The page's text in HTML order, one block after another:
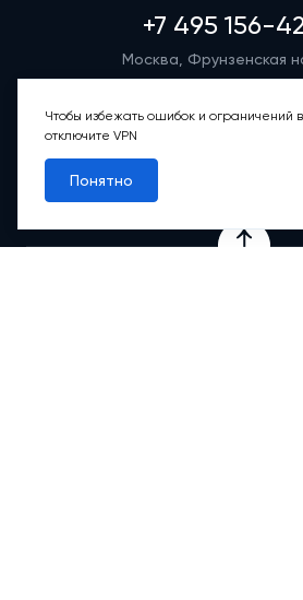
+7 495 156-
Москва, Фрунзенская
Режим работы группы
Пн-вс: 9:00 –
Чтобы избежать ошибок и ограничений
отключите VPN
Понятно